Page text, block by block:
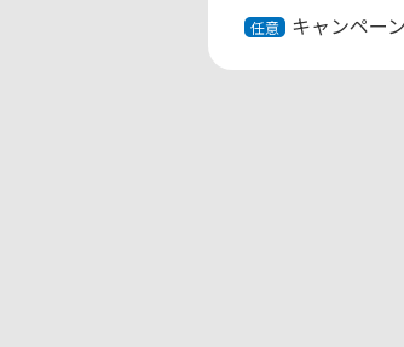
任意 キャンペー